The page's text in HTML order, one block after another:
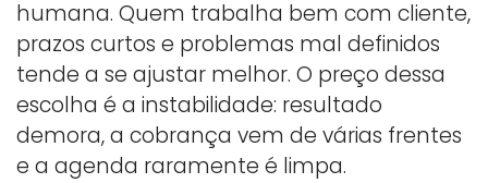
humana. Quem trabalha bem com cliente,
prazos curtos e problemas mal definidos
tende a se ajustar melhor. O preço dessa
escolha é a instabilidade: resultado
demora, a cobrança vem de várias frentes
e a agenda raramente é limpa.